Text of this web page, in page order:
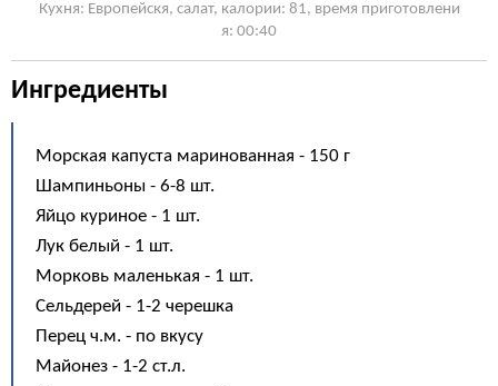
Кухня: Европейскя, cалат, калории: 81, время приготовлени
я: 00:40
Ингредиенты
Морская капуста маринованная - 150 г
Шампиньоны - 6-8 шт.
Яйцо куриное - 1 шт.
Лук белый - 1 шт.
Морковь маленькая - 1 шт.
Сельдерей - 1-2 черешка
Перец ч.м. - по вкусу
Майонез - 1-2 ст.л.